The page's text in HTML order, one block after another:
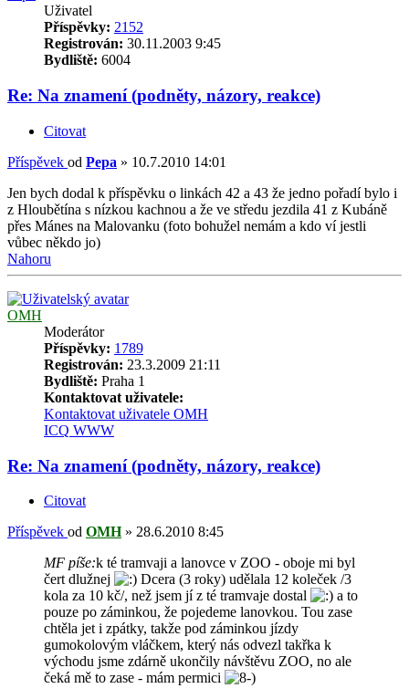
Uživatel
Příspěvky: 2152
Registrován: 30.11.2003 9:45
Bydliště: 6004
Re: Na znamení (podněty, názory, reakce)
Citovat
Příspěvek od Pepa » 10.7.2010 14:01
Jen bych dodal k příspěvku o linkách 42 a 43 že jedno pořadí bylo i
z Hloubětína s nízkou kachnou a že ve středu jezdila 41 z Kubáně
přes Mánes na Malovanku (foto bohužel nemám a kdo ví jestli
vůbec někdo jo)
Nahoru
OMH
Moderátor
Příspěvky: 1789
Registrován: 23.3.2009 21:11
Bydliště: Praha 1
Kontaktovat uživatele:
Kontaktovat uživatele OMH
ICQ WWW
Re: Na znamení (podněty, názory, reakce)
Citovat
Příspěvek od OMH» 28.6.2010 8:45
MF píše:k té tramvaji a lanovce v ZOO - oboje mi byl
čert dlužnej
Dcera (3 roky) udělala 12 koleček /3
kola za 10 kč/, než jsem jí z té tramvaje dostal
a to
pouze po záminkou, že pojedeme lanovkou. Tou zase
chtěla jet i zpátky, takže pod záminkou jízdy
gumokolovým vláčkem, který nás odvezl takřka k
východu jsme zdárně ukončily návštěvu ZOO, no ale
čeká mě to zase - mám permici